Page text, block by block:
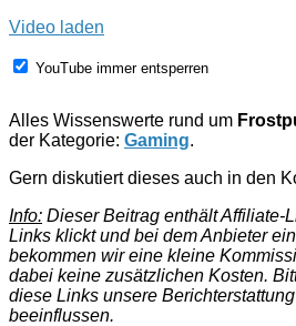
Video laden
YouTube immer entsperren
Alles Wissenswerte rund um
der Kategorie: Gaming.
Gern diskutiert dieses auch in den
Info: Dieser Beitrag enthält Affiliate-
Links klickt und bei dem Anbieter
bekommen wir eine kleine
dabei keine zusätzlichen Kosten.
diese Links unsere
beeinflussen.